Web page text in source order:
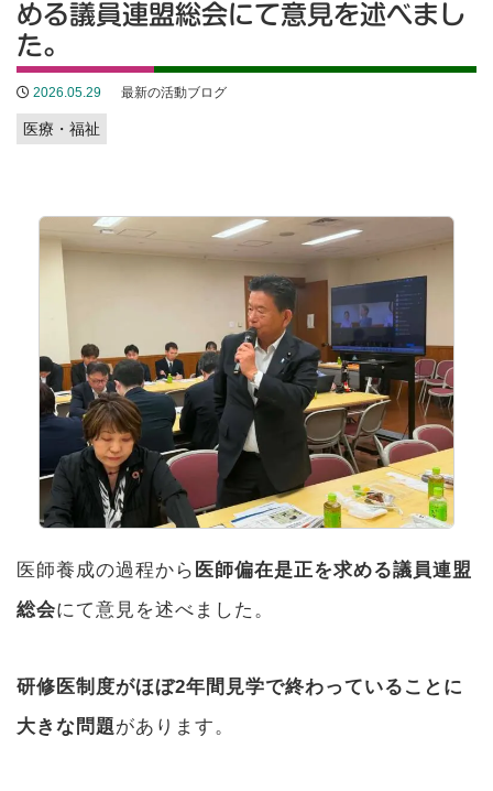
める議員連盟総会にて意見を述べまし
た。
2026.05.29 最新の活動ブログ
医療・福祉
医師養成の過程から 医師偏在是正を求める議員連盟
総会にて意見を述べました。
研修医制度がほぼ2年間見学で終わっていることに
大きな問題があります。